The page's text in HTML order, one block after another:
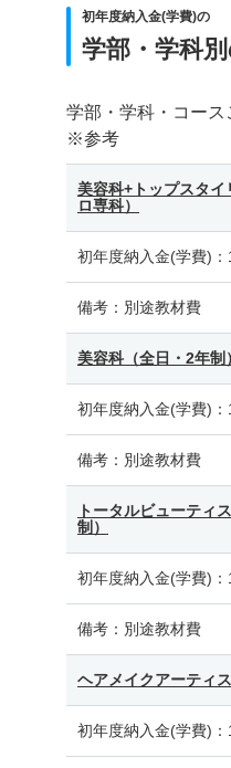
初年度納入金(学費)の
学部・学科
学部・学科・コース
※参考
美容科+トップスタ
ロ専科）
初年度納入金(学費)：
備考： 別途教材費
美容科（全日・2年制）
初年度納入金(学費)：
備考： 別途教材費
トータルビューティ
制）
初年度納入金(学費)：
備考： 別途教材費
ヘアメイクアーティ
初年度納入金(学費)：